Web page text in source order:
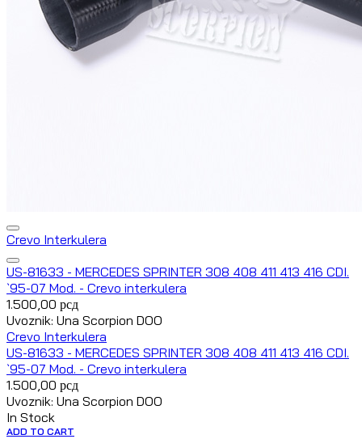
Crevo Interkulera
US-81633 - MERCEDES SPRINTER 308 408 411 413 416 CDI.
`95-07 Mod. - Crevo interkulera
1.500,00 рсд
Uvoznik: Una Scorpion DOO
Crevo Interkulera
US-81633 - MERCEDES SPRINTER 308 408 411 413 416 CDI.
`95-07 Mod. - Crevo interkulera
1.500,00 рсд
Uvoznik: Una Scorpion DOO
In Stock
ADD TO CART